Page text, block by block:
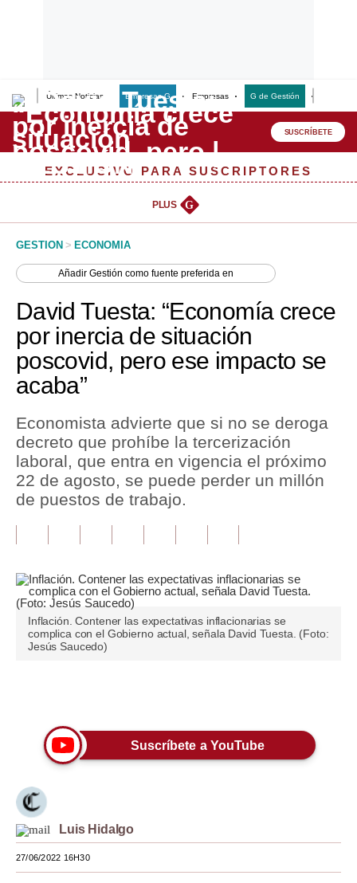
Últimas Noticias Empresas G Empresas G de Gestión
Lo último
Peru Quiosco
Management & Empleo
Perú
Política
Tu Dinero
Finanzas Personales
Inmobiliarias
Plus G
Editorial
Pregunta de hoy
Blogs
Tendencias
Moda
Estilos
Mundo
EEUU
México
SUSCRÍBETE
EXCLUSIVO PARA SUSCRIPTORES
PLUS G
GESTION > ECONOMIA
AñadirGestión como fuente preferida en
David Tuesta: “Economía crece
por inercia de situación
poscovid, pero ese impacto se
acaba”
Economista advierte que si no se deroga
decreto que prohíbe la tercerización
laboral, que entra en vigencia el próximo
22 de agosto, se puede perder un millón
de puestos de trabajo.
Inflación. Contener las expectativas inflacionarias se
complica con el Gobierno actual, señala David Tuesta. (Foto:
Jesús Saucedo)
Suscríbete a YouTube
Luis Hidalgo
27/06/2022 16H30